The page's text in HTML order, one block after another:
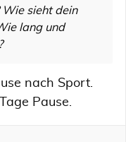
Wie sieht dein
lang und
nach Sport.
Pause.